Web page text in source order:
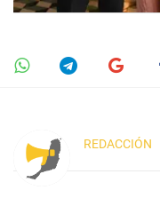
REDACCIÓN